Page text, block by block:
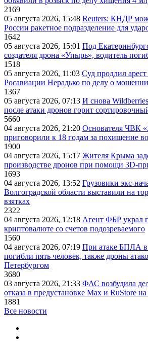
2169
05 августа 2026, 15:48 Reuters: КНДР
России ракетное подразделение для
1642
05 августа 2026, 15:01 Под
создателя дрона «Упырь», водитель
1518
05 августа 2026, 11:03 Суд продлил
Росавиации Нерадько по делу о
1367
05 августа 2026, 07:13 И снова
после атаки дронов горит
5660
04 августа 2026, 21:20 Основателя ЧВК
приговорили к 18 годам за похищение
1900
04 августа 2026, 15:17 Жителя Крыма
производстве дронов при помощи
1693
04 августа 2026, 13:52 Грузовики экс-
Волгоградской области выставили на
взятках
2322
04 августа 2026, 12:18 Агент ФБР украл
криптовалюте со счетов подозреваемого
1560
04 августа 2026, 07:19 При атаке БПЛА в
погибли пять человек, также дроны
Петербургом
3680
03 августа 2026, 21:33 ФАС возбудила
отказа в предустановке Max и RuStore
1881
Все новости